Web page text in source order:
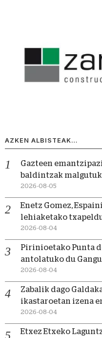
AZKEN ALBISTEAK…
Gazteen
baldintzak
2026-08-05
Enetz Gomez,
lehiaketako
2026-08-04
Pirinioetako Punta
antolatuko du
2026-08-04
Zabalik dago
ikastaroetan izena
2026-08-04
Etxez Etxeko